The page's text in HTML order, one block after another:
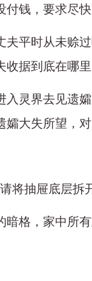
付钱，要求尽
夫平时从未赊
收据到底在哪
入灵界去见遗
孀大失所望，
将抽屉底层拆
暗格，家中所